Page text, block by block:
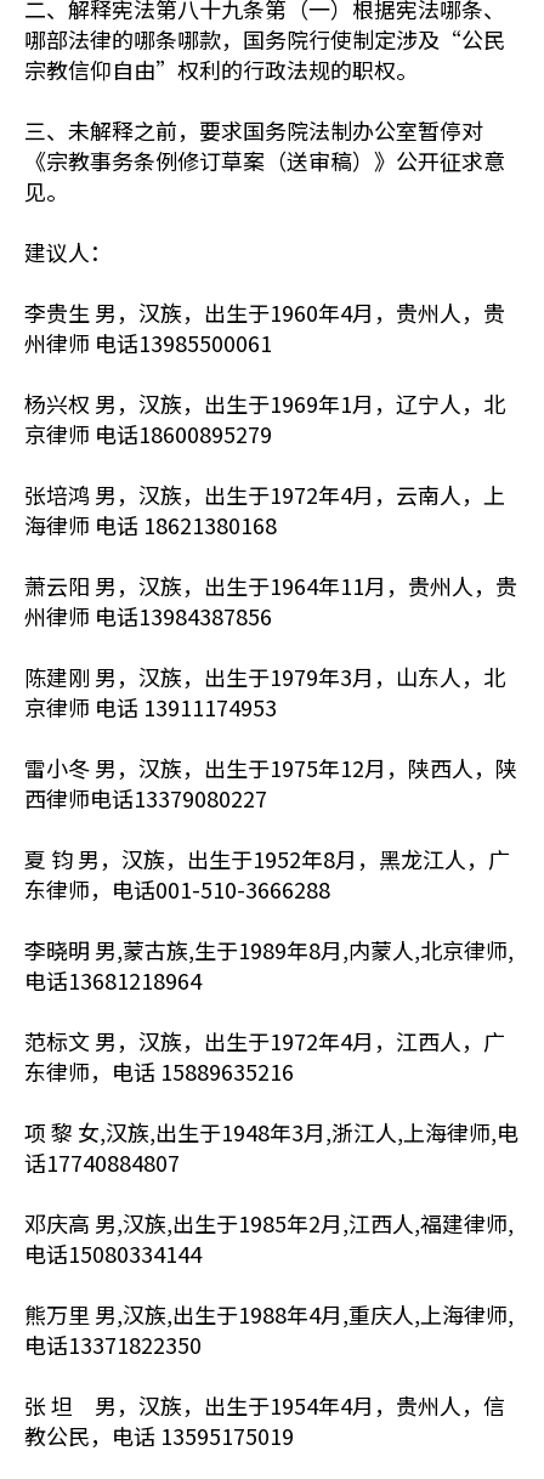
二、解释宪法第八十九条第（一）根据宪法哪条、
哪部法律的哪条哪款，国务院行使制定涉及“公民
宗教信仰自由”权利的行政法规的职权。
三、未解释之前，要求国务院法制办公室暂停对
《宗教事务条例修订草案（送审稿）》公开征求意
见。
建议人：
李贵生 男，汉族，出生于1960年4月，贵州人，贵
州律师 电话13985500061
杨兴权 男，汉族，出生于1969年1月，辽宁人，北
京律师 电话18600895279
张培鸿 男，汉族，出生于1972年4月，云南人，上
海律师 电话 18621380168
萧云阳 男，汉族，出生于1964年11月，贵州人，贵
州律师 电话13984387856
陈建刚 男，汉族，出生于1979年3月，山东人，北
京律师 电话 13911174953
雷小冬 男，汉族，出生于1975年12月，陕西人，陕
西律师电话13379080227
夏 钧 男，汉族，出生于1952年8月，黑龙江人，广
东律师，电话001-510-3666288
李晓明 男,蒙古族,生于1989年8月,内蒙人,北京律师,
电话13681218964
范标文 男，汉族，出生于1972年4月，江西人，广
东律师，电话 15889635216
项 黎 女,汉族,出生于1948年3月,浙江人,上海律师,电
话17740884807
邓庆高 男,汉族,出生于1985年2月,江西人,福建律师,
电话15080334144
熊万里 男,汉族,出生于1988年4月,重庆人,上海律师,
电话13371822350
张 坦 男，汉族，出生于1954年4月，贵州人，信
教公民，电话 13595175019